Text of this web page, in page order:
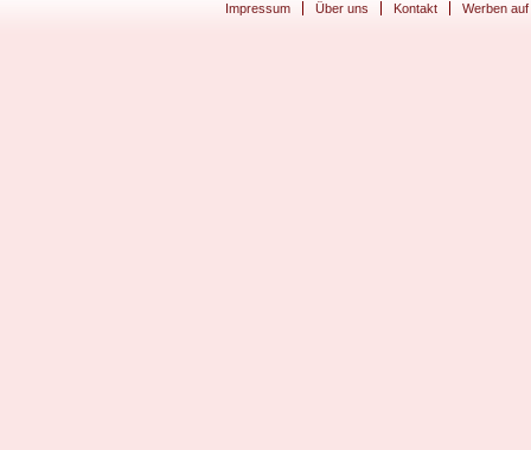
Impressum Über uns Kontakt Werben